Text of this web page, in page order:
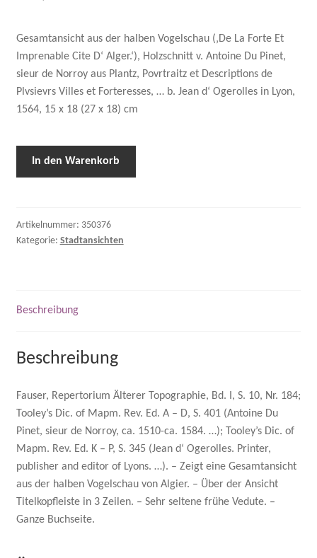
Mein Konto
Gesamtansicht aus der halben Vogelschau (‚De La Forte Et
Imprenable Cite D‘ Alger.‘), Holzschnitt v. Antoine Du Pinet,
sieur de Norroy aus Plantz, Povrtraitz et Descriptions de
Plvsievrs Villes et Forteresses, … b. Jean d‘ Ogerolles in Lyon,
1564, 15 x 18 (27 x 18) cm
In den Warenkorb
Artikelnummer: 350376
Kategorie: Stadtansichten
Beschreibung
Beschreibung
Fauser, Repertorium Älterer Topographie, Bd. I, S. 10, Nr. 184;
Tooley’s Dic. of Mapm. Rev. Ed. A – D, S. 401 (Antoine Du
Pinet, sieur de Norroy, ca. 1510-ca. 1584. …); Tooley’s Dic. of
Mapm. Rev. Ed. K – P, S. 345 (Jean d‘ Ogerolles. Printer,
publisher and editor of Lyons. …). – Zeigt eine Gesamtansicht
aus der halben Vogelschau von Algier. – Über der Ansicht
Titelkopfleiste in 3 Zeilen. – Sehr seltene frühe Vedute. –
Ganze Buchseite.